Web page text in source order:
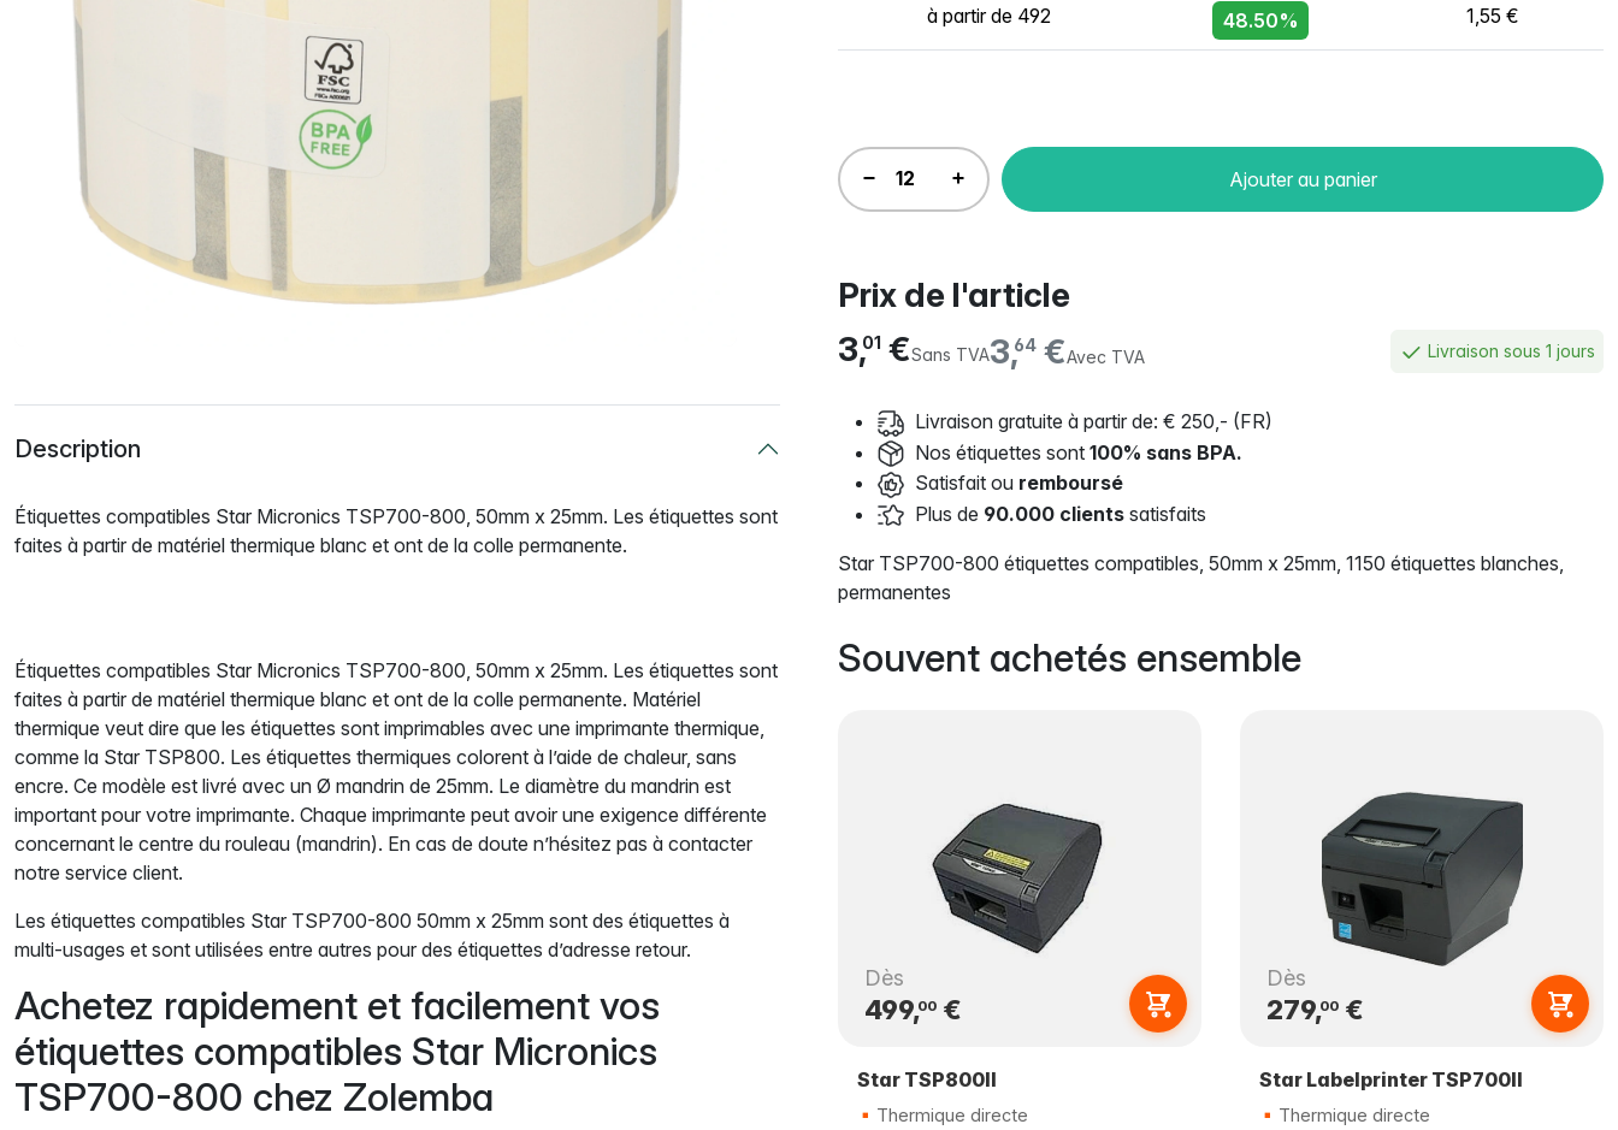
à partir de 492 48.50% 1,55 €
Ajouter au panier
Prix de l'article
3,64€Avec TVA
3,01 €Sans TVA Livraison sous 1 jours
Livraison gratuite à partir de: € 250,- (FR)
Nos étiquettes sont 100% sans BPA.
Satisfait ou remboursé
Plus de 90.000 clients satisfaits
Star TSP700-800 étiquettes compatibles, 50mm x 25mm, 1150 étiquettes blanches,
permanentes
Souvent achetés ensemble
Dès
499,00€
Star TSP800II
Thermique directe
Dès
279,00€
Star Labelprinter TSP700II
Thermique directe
Description
Étiquettes compatibles Star Micronics TSP700-800, 50mm x 25mm. Les étiquettes sont
faites à partir de matériel thermique blanc et ont de la colle permanente.
Étiquettes compatibles Star Micronics TSP700-800, 50mm x 25mm. Les étiquettes sont
faites à partir de matériel thermique blanc et ont de la colle permanente. Matériel
thermique veut dire que les étiquettes sont imprimables avec une imprimante thermique,
comme la Star TSP800. Les étiquettes thermiques colorent à l’aide de chaleur, sans
encre. Ce modèle est livré avec un Ø mandrin de 25mm. Le diamètre du mandrin est
important pour votre imprimante. Chaque imprimante peut avoir une exigence différente
concernant le centre du rouleau (mandrin). En cas de doute n’hésitez pas à contacter
notre service client.
Les étiquettes compatibles Star TSP700-800 50mm x 25mm sont des étiquettes à
multi-usages et sont utilisées entre autres pour des étiquettes d’adresse retour.
Achetez rapidement et facilement vos
étiquettes compatibles Star Micronics
TSP700-800 chez Zolemba